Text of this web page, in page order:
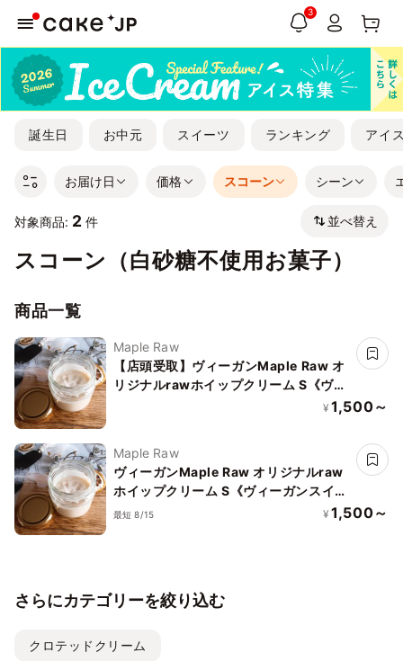
3
誕生日 お中元 スイーツ ランキング アイ
お届け日 価格 スコーン シーン
対象商品: 2 件 並べ替え
スコーン（白砂糖不使用お菓子）
商品一覧
Maple Raw
【店頭受取】ヴィーガンMaple Raw オ
リジナルrawホイップクリーム S《ヴィ
¥ 1,500～
Maple Raw
ヴィーガンMaple Raw オリジナルraw
ホイップクリーム S《ヴィーガンスイー
ツ》《ロースイーツ》
最短 8/15 ¥ 1,500～
さらにカテゴリーを絞り込む
クロテッドクリーム